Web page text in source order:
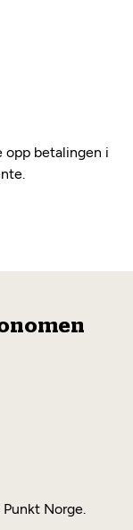
opp betalingen i
Norge.